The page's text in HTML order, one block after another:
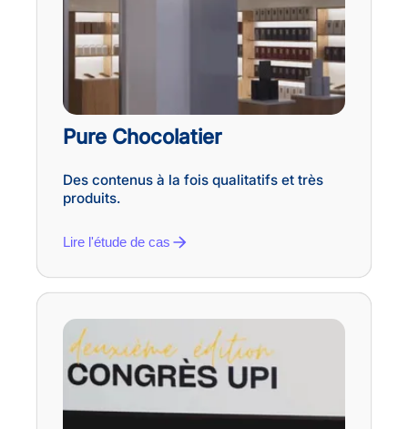
Pure Chocolatier
Des contenus à la fois qualitatifs et très
produits.
Lire l'étude de cas